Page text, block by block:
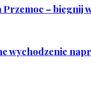
Przemoc – biegnij
wychodzenie